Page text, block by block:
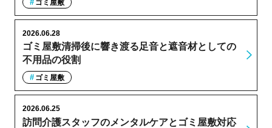
ゴミ屋敷
ゴミ屋敷清掃後に響き渡る足音と遮音材としての
不用品の役割
2026.06.28
ゴミ屋敷
訪問介護スタッフのメンタルケアとゴミ屋敷対応
2026.06.25